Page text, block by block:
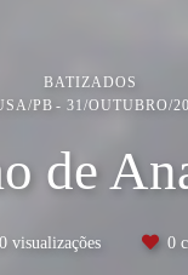
BATIZADOS
PB
31/OUTUBRO/
de
visualizações 0